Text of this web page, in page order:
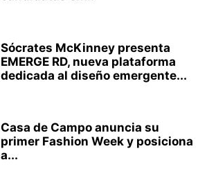
Sócrates McKinney presenta
EMERGE RD, nueva plataforma
dedicada al diseño emergente...
Casa de Campo anuncia su
primer Fashion Week y posiciona
a...